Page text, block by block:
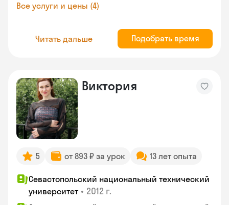
Все услуги и цены (4)
Читать дальше Подобрать время
Виктория
5 от 893 ₽ за урок 13 лет опыта
Севастопольский национальный технический
университет • 2012 г.